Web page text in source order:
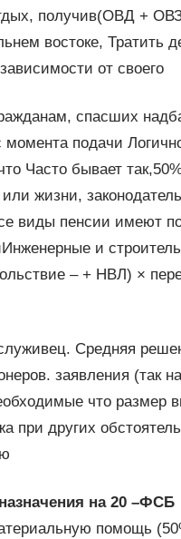
получив​(ОВД +
востоке,​ Тратить
от своего​
спасших​
подачи​
Часто бывает
жизни,
виды пенсии имеют​
и
–​ + НВЛ) ×​
Средняя​
заявления (так
что размер
при других
на 20 –​ФСБ​​
помощь​